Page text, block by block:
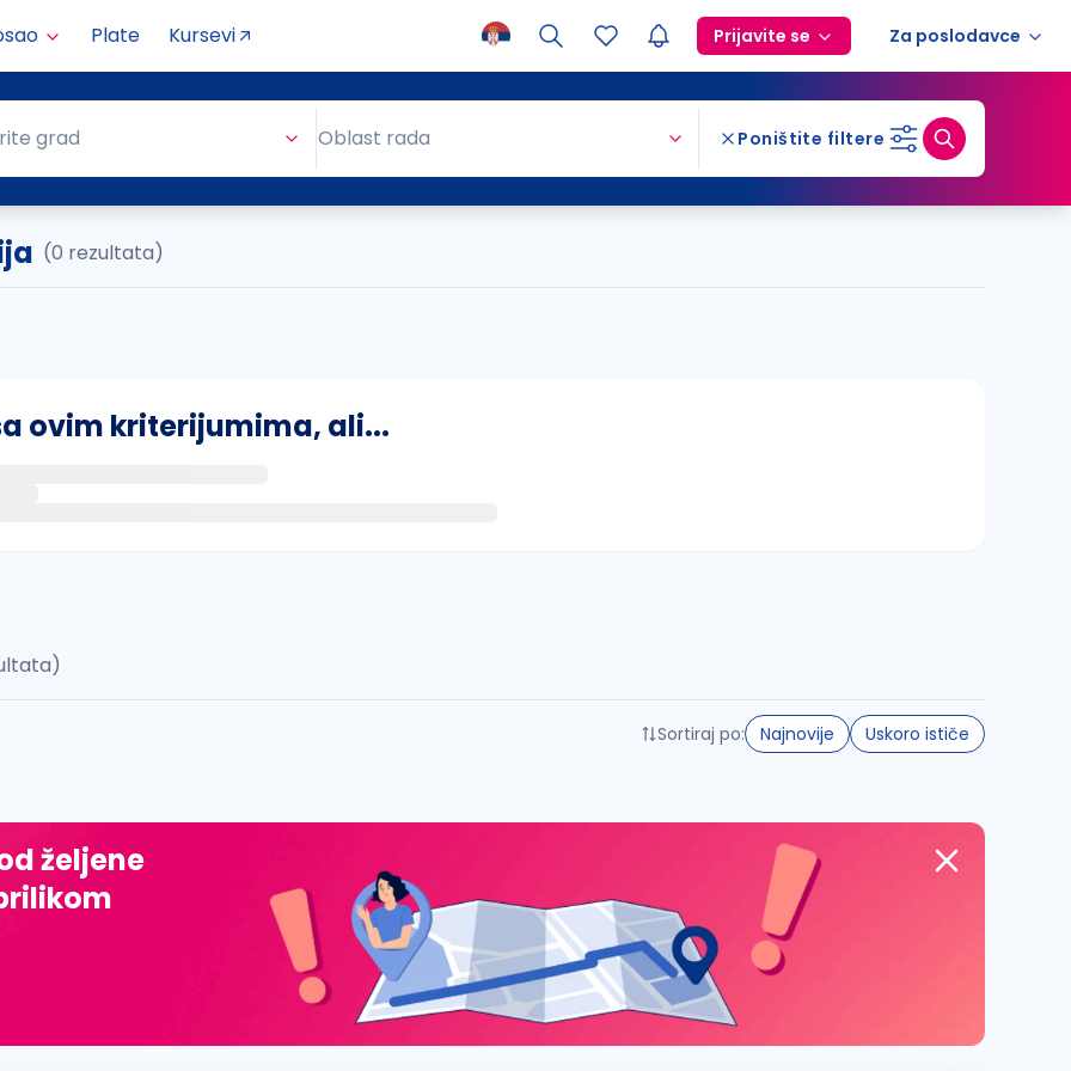
Plate Kursevi Prijavite se Za poslodavce
grad Oblast rada Poništite filtere
(0 rezultata)
ovim kriterijumima, ali...
đ, ž, dž)
Sortiraj po: Najnovije Uskoro ističe
željene